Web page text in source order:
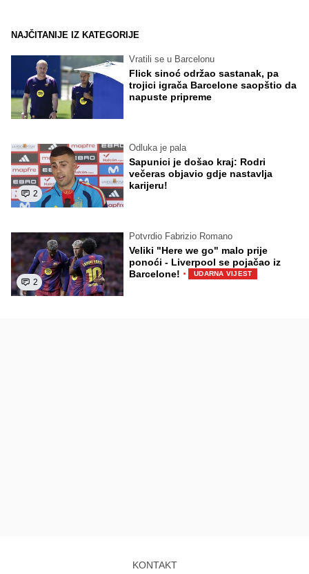
NAJČITANIJE IZ KATEGORIJE
Vratili se u Barcelonu
Flick sinoć održao sastanak, pa
trojici igrača Barcelone saopštio da
napuste pripreme
2
Odluka je pala
Sapunici je došao kraj: Rodri
večeras objavio gdje nastavlja
karijeru!
2
Potvrdio Fabrizio Romano
Veliki "Here we go" malo prije
ponoći - Liverpool se pojačao iz
Barcelone! · UDARNA VIJEST
KONTAKT